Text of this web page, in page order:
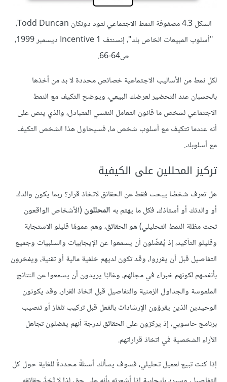
الشكل 4.3 مصفوفة النمط الاجتماعي لتود دونكان Todd Duncan،
"أسلوب المبيعات الخاص بك"، إنسنتف Incentive 1 ديسمبر 1999،
ص64-66.
لكل نمط من الأساليب الاجتماعية خصائص محددة لا بد من أخذها
بالحسبان عند التحضير لعرضك البيعي، ويوضح التكيف مع النمط
الاجتماعي لشخص ما قانون التعامل النفسي المتبادل، والذي ينص على
أنه عندما تتكيف مع أسلوب شخص ما، فسيحاول هذا الشخص التكيف
مع أسلوبك.
تركيز المحللين على الكيفية
هل تعرف شخصًا يبحث فقط عن الحقائق لاتخاذ قرار؟ ربما يكون والدك
أو والدتك أو أستاذك، فكل ما يهتم به المحللون (الأشخاص الواقعون
تحت مظلة النمط التحليلي) هو الحقائق، وهم عمومًا قليلو الاستجابة
وقليلو التأكيد، إذ يُفضّلون أن يسمعوا عن الإيجابيات والسلبيات وجميع
التفاصيل قبل أن يقرروا، وقد تكون لديهم خلفية مالية أو تقنية، ويفخرون
بأنفسهم لكونهم خبراء في مجالهم، وغالبًا يريدون أن يسمعوا عن النتائج
الملموسة والجداول الزمنية والتفاصيل قبل اتخاذ القرار، وقد يكونون
الوحيدين الذين يقرؤون الإرشادات بالفعل قبل تركيب تلفاز أو تنصيب
برنامج حاسوبي، إذ يركزون على الحقائق لدرجة أنهم يفضلون تجاهل
الآراء الشخصية في اتخاذ قراراتهم.
إذا كنت تبيع لعميل تحليلي، فسوف يسألك أسئلةً محددةً للغاية حول كل